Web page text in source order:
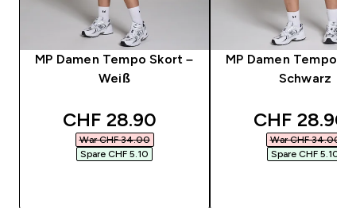
MP Damen Tempo Skort –
Weiß
discounted price
CHF 28.90‎
War CHF 34.00‎
Spare CHF 5.10‎
MP Damen Tempo
Schwarz
discounted
CHF 28.90‎
War CHF 34.00‎
Spare CHF 5.10‎